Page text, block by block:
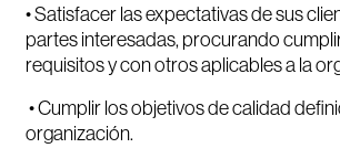
• Satisfacer las expectativas de sus
partes interesadas, procurando
requisitos y con otros aplicables a la
• Cumplir los objetivos de calidad
organización.